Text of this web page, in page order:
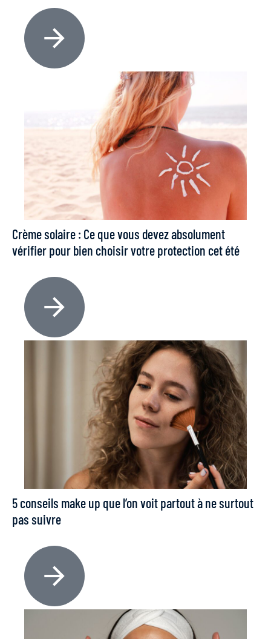
Crème solaire : Ce que vous devez absolument
vérifier pour bien choisir votre protection cet été
5 conseils make up que l’on voit partout à ne surtout
pas suivre